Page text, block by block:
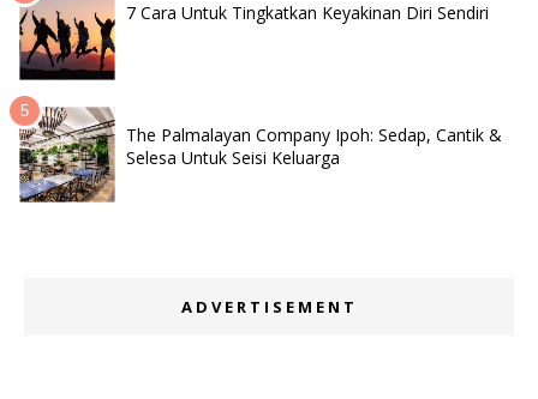
7 Cara Untuk Tingkatkan Keyakinan Diri Sendiri
The Palmalayan Company Ipoh: Sedap, Cantik &
Selesa Untuk Seisi Keluarga
ADVERTISEMENT